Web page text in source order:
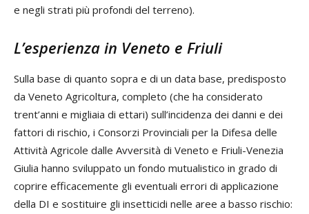
e negli strati più profondi del terreno).
L’esperienza in Veneto e Friuli
Sulla base di quanto sopra e di un data base, predisposto
da Veneto Agricoltura, completo (che ha considerato
trent’anni e migliaia di ettari) sull’incidenza dei danni e dei
fattori di rischio, i Consorzi Provinciali per la Difesa delle
Attività Agricole dalle Avversità di Veneto e Friuli-Venezia
Giulia hanno sviluppato un fondo mutualistico in grado di
coprire efficacemente gli eventuali errori di applicazione
della DI e sostituire gli insetticidi nelle aree a basso rischio: